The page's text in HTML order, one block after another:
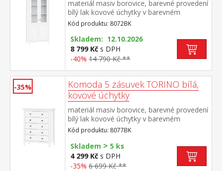
materiál masiv borovice, barevné provedení
bílý lak kovové úchytky v barevném
provedení černěná mosaz dvoje částečně
prosklené dveře, čtyři police
Kód produktu: 8072BK
Skladem: 12.10.2026
8 799 Kč s DPH
-40% 14 790 Kč **
-35%
Komoda 5 zásuvek TORINO bílá,
kovové úchytky
materiál masiv borovice, barevné provedení
bílý lak kovové úchytky v barevném
provedení černěná mosaz pět zásuvek s
kovovými pojezdy
Kód produktu: 8077BK
Skladem > 5 ks
4 299 Kč s DPH
-35% 6 699 Kč **